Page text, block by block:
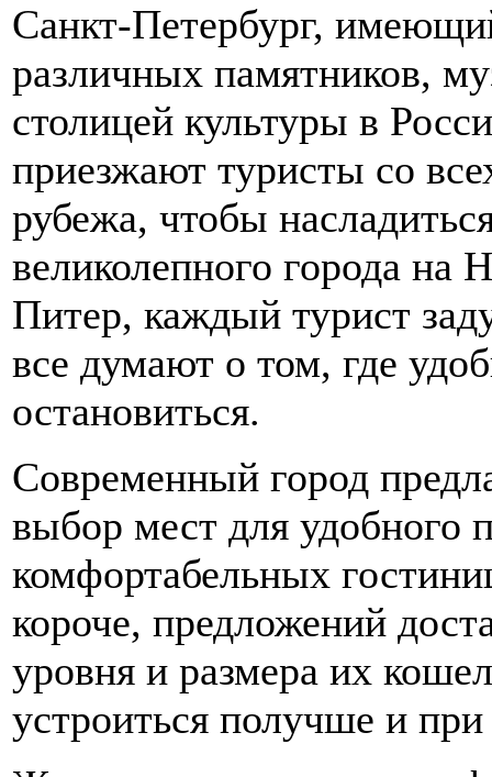
Санкт-Петербург,
различных памятников,
столицей культуры в
приезжают туристы со
рубежа, чтобы
великолепного города на
Питер, каждый турист
все думают о том, где
остановиться.
Современный город
выбор мест для удобного
комфортабельных
короче, предложений
уровня и размера их
устроиться получше и